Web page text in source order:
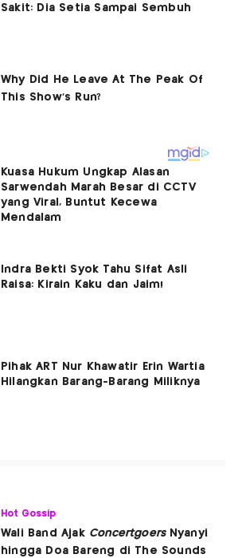
Sakit: Dia Setia Sampai Sembuh
Kuasa Hukum Ungkap Alasan
Sarwendah Marah Besar di CCTV
yang Viral, Buntut Kecewa
Mendalam
Indra Bekti Syok Tahu Sifat Asli
Raisa: Kirain Kaku dan Jaim!
Pihak ART Nur Khawatir Erin Wartia
Hilangkan Barang-Barang Miliknya
Hot Gossip
Wali Band Ajak ConcertgoersNyanyi
hingga Doa Bareng di The Sounds